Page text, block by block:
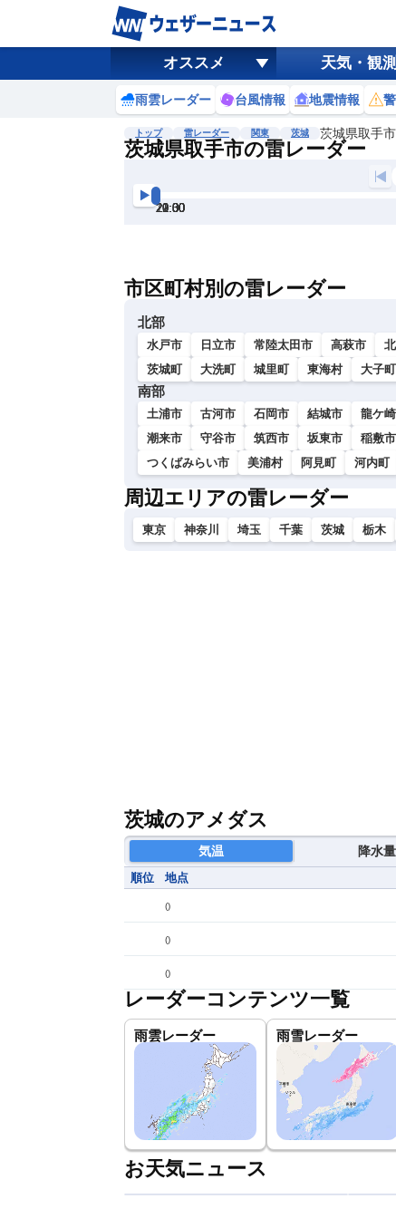
オススメ 天気・観測
雨雲レーダー 台風情報 地震情報
トップ 雷レーダー 関東 茨城 茨城県取手市
茨城県取手市の雷レーダー
19:30
20:00
20:30
21:00
21:30
22:00
市区町村別の雷レーダー
北部
水戸市 日立市 常陸太田市 高萩市
茨城町
大洗町 城里町 東海村 大子町
南部
土浦市 古河市 石岡市 結城市 龍ケ
潮来市
守谷市 筑西市 坂東市 稲敷市
つくばみらい市
美浦村 阿見町 河内町
周辺エリアの雷レーダー
東京 神奈川 埼玉 千葉 茨城 栃木
茨城のアメダス
気温 降水量
順位 地点
()
()
()
レーダーコンテンツ一覧
雨雲レーダー 雨雪レーダー
お天気ニュース